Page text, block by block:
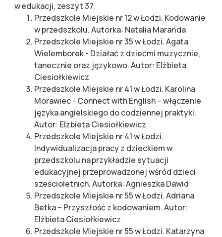
w edukacji, zeszyt 37.
Przedszkole Miejskie nr 12 w Łodzi. Kodowanie
w przedszkolu. Autorka: Natalia Marańda
Przedszkole Miejskie nr 35 w Łodzi. Agata
Wielemborek - Działać z dziećmi muzycznie,
tanecznie oraz językowo. Autor: Elżbieta
Ciesiołkiewicz
Przedszkole Miejskie nr 41 w Łodzi. Karolina
Morawiec - Connect with English – włączenie
języka angielskiego do codziennej praktyki.
Autor: Elżbieta Ciesiołkiewicz
Przedszkole Miejskie nr 41 w Łodzi.
Indywidualizacja pracy z dzieckiem w
przedszkolu na przykładzie sytuacji
edukacyjnej przeprowadzonej wśród dzieci
sześcioletnich. Autorka: Agnieszka Dawid
Przedszkole Miejskie nr 55 w Łodzi. Adriana
Betka – Przyszłość z kodowaniem. Autor:
Elżbieta Ciesiołkiewicz
Przedszkole Miejskie nr 55 w Łodzi. Katarzyna